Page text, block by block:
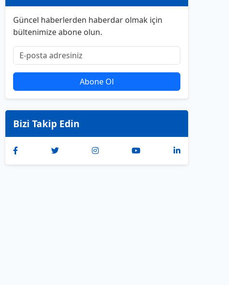
Güncel haberlerden haberdar olmak için
bültenimize abone olun.
Abone Ol
Bizi Takip Edin